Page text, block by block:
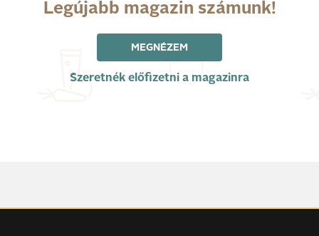
Legújabb magazin számunk!
MEGNÉZEM
Szeretnék előfizetni a magazinra